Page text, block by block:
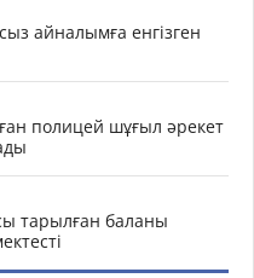
айналымға енгізген
полицей шұғыл әрекет
тарылған баланы